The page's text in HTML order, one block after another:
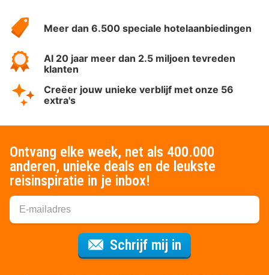
HotelSpecials
Meer dan 6.500 speciale hotelaanbiedingen
Al 20 jaar meer dan 2.5 miljoen tevreden
klanten
Creëer jouw unieke verblijf met onze 56
extra's
Ontvang elke week, net als 400.000
anderen, unieke deals en de leukste
reisinspiratie in je inbox!
Schrijf mij in